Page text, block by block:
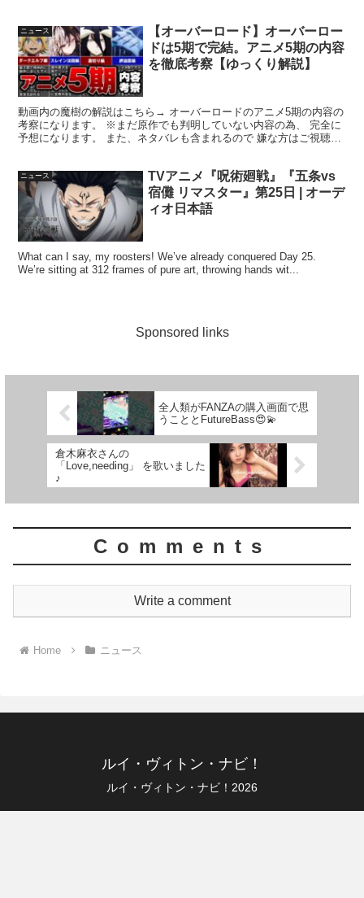
ニュース
【オーバーロード】オーバーロー
ドは5期で完結。アニメ5期の内容
を徹底考察【ゆっくり解説】
動画内の魔樹の解説はこちら→ オーバーロードのアニメ5期の内容の
考察になります。 ※まだ原作でも判明していない内容の為、 完全に
予想になります。 また、ネタバレも含まれるので 嫌な方はご視聴を
ニュース
TVアニメ『呪術廻戦』『五条vs
宿儺 リマスター』第25日 | オーデ
ィオ日本語
What can I say, my roosters! We’ve already conquered Day 25.
We’re sitting at 312 frames of pure art, throwing hands wit...
Sponsored links
全人類がFANZAの購入画面で思
うこととFutureBass😍💫
倉木麻衣さんの
「Love,needing」 を歌いました
♪
Comments
Write a comment
Home ニュース
ルイ・ヴィトン・ナビ！
ルイ・ヴィトン・ナビ！2026